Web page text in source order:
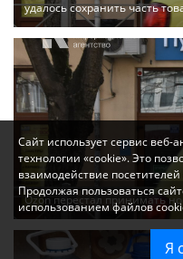
удалось сохранить часть
Ozon перестал принимать
Сайт использует сервис
технологии «cookie». Это
взаимодействие
Продолжая пользоваться
использованием файлов
Я